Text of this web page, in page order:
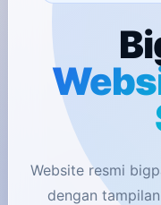
Website resmi
dengan